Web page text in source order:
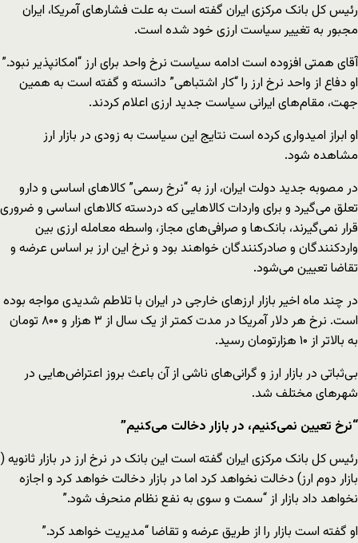
رئیس کل بانک مرکزی ایران گفته است به علت فشارهای آمریکا، ایران
مجبور به تغییر سیاست ارزی خود شده است.
آقای همتی افزوده است ادامه سیاست نرخ واحد برای ارز “امکانپذیر نبود.”
او دفاع از واحد نرخ ارز را “کار اشتباهی” دانسته و گفته است به همین
جهت، مقام‌های ایرانی سیاست جدید ارزی اعلام کردند.
او ابراز امیدواری کرده است نتایج این سیاست به زودی در بازار ارز
مشاهده شود.
در مصوبه جدید دولت ایران، ارز به “نرخ رسمی” کالاهای اساسی و دارو
تعلق می‌گیرد و برای واردات کالاهایی که دردسته کالاهای اساسی و ضروری
قرار نمی‌گیرند، بانک‌ها و صرافی‌های مجاز، واسطه معامله ارزی بین
واردکنندگان و صادرکنندگان خواهند بود و نرخ این ارز بر اساس عرضه و
تقاضا تعیین می‌شود.
در چند ماه اخیر بازار ارزهای خارجی در ایران با تلاطم شدیدی مواجه بوده
است. نرخ هر دلار آمریکا در مدت کمتر از یک سال از ۳ هزار و ۸۰۰ تومان
به بالاتر از ۱۰ هزارتومان رسید.
بی‌ثباتی در بازار ارز و گرانی‌های ناشی از آن باعث بروز اعتراض‌هایی در
شهرهای مختلف شد.
“نرخ تعیین نمی‌کنیم، در بازار دخالت می‌کنیم”
رئیس کل بانک مرکزی ایران گفته است این بانک در نرخ ارز در بازار ثانویه (
بازار دوم ارز) دخالت نخواهد کرد اما در بازار دخالت خواهد کرد و اجازه
نخواهد داد بازار از “سمت و سوی به نفع نظام منحرف شود.”
او گفته است بازار را از طریق عرضه و تقاضا “مدیریت خواهد کرد.”